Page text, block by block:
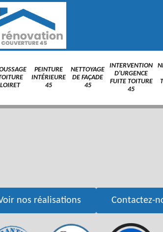
PEINTURE
INTÉRIEURE
45
NETTOYAGE
DE FAÇADE
45
INTERVENTION
D'URGENCE
FUITE TOITURE
45
nos réalisations Contactez-